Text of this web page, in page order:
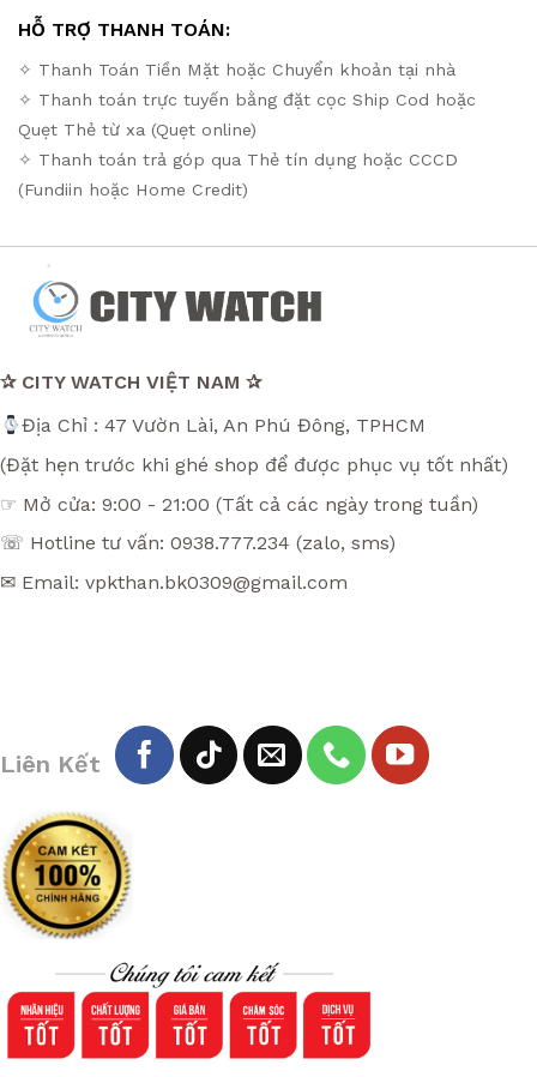
HỖ TRỢ THANH TOÁN:
✧ Thanh Toán Tiền Mặt hoặc Chuyển khoản tại nhà
✧ Thanh toán trực tuyến bằng đặt cọc Ship Cod hoặc
Quẹt Thẻ từ xa (Quẹt online)
✧ Thanh toán trả góp qua Thẻ tín dụng hoặc CCCD
(Fundiin hoặc Home Credit)
✰ CITY WATCH VIỆT NAM ✰
Địa Chỉ : 47 Vườn Lài, An Phú Đông, TPHCM
(Đặt hẹn trước khi ghé shop để được phục vụ tốt nhất)
☞ Mở cửa: 9:00 - 21:00 (Tất cả các ngày trong tuần)
☏ Hotline tư vấn: 0938.777.234 (zalo, sms)
✉ Email: vpkthan.bk0309@gmail.com
Liên Kết